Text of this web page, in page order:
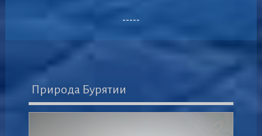
-----
Природа Бурятии